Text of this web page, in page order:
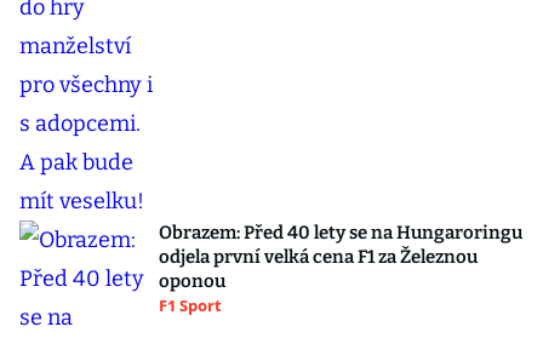
Obrazem: Před 40 lety se na Hungaroringu
odjela první velká cena F1 za Železnou
oponou
F1 Sport